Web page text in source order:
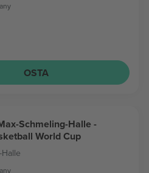
OSTA
Schmeling-Halle -
World Cup